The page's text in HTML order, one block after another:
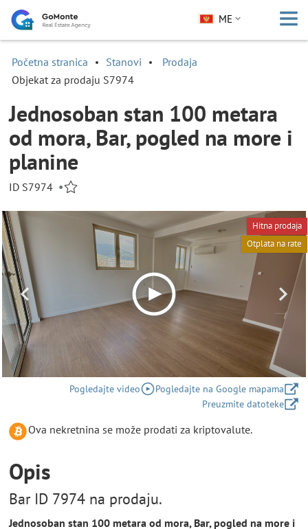
ME
Početna stranica Stanovi
Prodaja
Objekat za prodaju S7974
Jednosoban stan 100 metara
od mora, Bar, pogled na more i
planine
ID S7974 •
Hitna prodaja
Otplata na rate
Pogledajte video
Pogledajte na Google mapama
Preuzmite datoteke
Ova nekretnina se može prodati za kriptovalute.
Opis
Bar ID 7974 na prodaju.
Jednosoban stan 100 metara od mora, Bar, pogled na more i